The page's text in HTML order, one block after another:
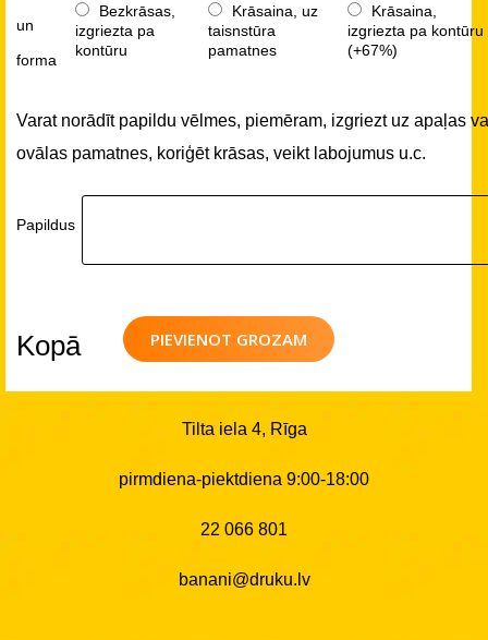
un
forma
Bezkrāsas,
izgriezta pa
kontūru
Krāsaina, uz
taisnstūra
pamatnes
Krāsaina,
izgriezta pa kontūru
(+67%)
Varat norādīt papildu vēlmes, piemēram, izgriezt uz apaļas
ovālas pamatnes, koriģēt krāsas, veikt labojumus u.c.
Papildus
PIEVIENOT GROZAM
Kopā
Tilta iela 4, Rīga
pirmdiena-piektdiena 9:00-18:00
22 066 801
banani@druku.lv